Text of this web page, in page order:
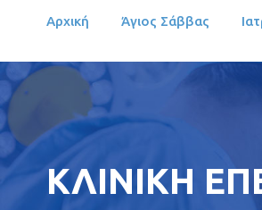
Αρχική Άγιος Σάββας
ΚΛΙΝΙΚΗ